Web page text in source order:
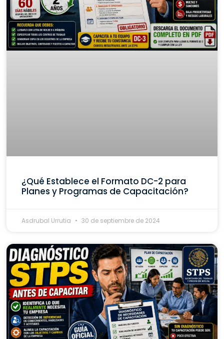
¿Qué Establece el Formato DC-2 para
Planes y Programas de Capacitación?
Asdrubal Urrutia 30 de septiembre de 2024